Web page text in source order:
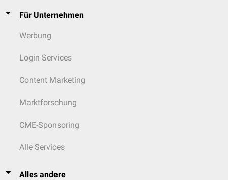
Für Unternehmen
Werbung
Login Services
Content Marketing
Marktforschung
CME-Sponsoring
Alle Services
Alles andere